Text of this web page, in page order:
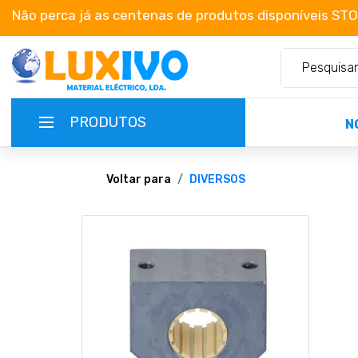
Não perca já as centenas de produtos disponíveis
PRODUTOS
TERMOS E CONDIÇÕES
Voltar para DIVERSOS